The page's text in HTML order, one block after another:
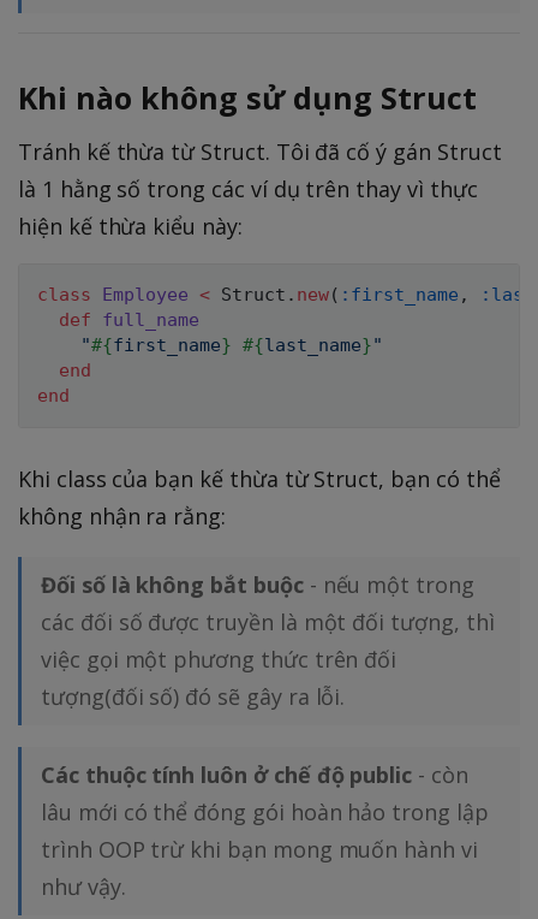
Khi nào không sử dụng Struct
Tránh kế thừa từ Struct. Tôi đã cố ý gán Struct
là 1 hằng số trong các ví dụ trên thay vì thực
hiện kế thừa kiểu này:
class Employee < Struct . new( :first_name ,
def
full_name
"#{first_name} #{last_name}"
end
end
Khi class của bạn kế thừa từ Struct, bạn có thể
không nhận ra rằng:
Đối số là không bắt buộc- nếu một trong
các đối số được truyền là một đối tượng, thì
việc gọi một phương thức trên đối
tượng(đối số) đó sẽ gây ra lỗi.
Các thuộc tính luôn ở chế độ public - còn
lâu mới có thể đóng gói hoàn hảo trong lập
trình OOP trừ khi bạn mong muốn hành vi
như vậy.